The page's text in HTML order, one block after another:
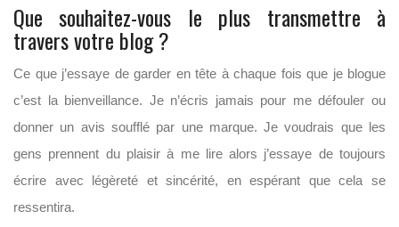
Que souhaitez-vous le plus transmettre à
travers votre blog ?
Ce que j’essaye de garder en tête à chaque fois que je blogue
c’est la bienveillance. Je n’écris jamais pour me défouler ou
donner un avis soufflé par une marque. Je voudrais que les
gens prennent du plaisir à me lire alors j’essaye de toujours
écrire avec légèreté et sincérité, en espérant que cela se
ressentira.